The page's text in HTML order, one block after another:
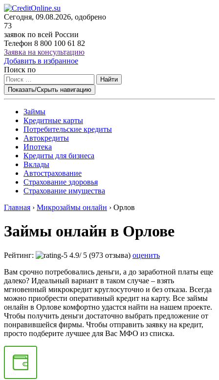
Сегодня, 09.08.2026, одобрено
73
заявок по всей России
Телефон 8 800 100 61 82
Заявка на консультацию
Добавить в избранное
Поиск по
Найти
Показать/Скрыть навигацию
Займы
Кредитные карты
Потребительские кредиты
Автокредиты
Ипотека
Кредиты для бизнеса
Вклады
Автострахование
Страхование здоровья
Страхование имущества
Главная › Микрозаймы онлайн › Орлов
Займы онлайн в Орлове
Рейтинг: 4.9/ 5 (973 отзыва) оценить
Вам срочно потребовались деньги, а до заработной платы еще
далеко? Идеальный вариант в таком случае – взять
мгновенный микрокредит круглосуточно и без отказа. Всегда
можно приобрести оперативный кредит на карту. Все займы
онлайн в Орлове комфортно удастся найти на нашем проекте.
Чтобы получить деньги достаточно выбрать предложение от
понравившейся фирмы. Чтобы отправить заявку на кредит,
просто подберите лучшее для Вас МФО из списка.